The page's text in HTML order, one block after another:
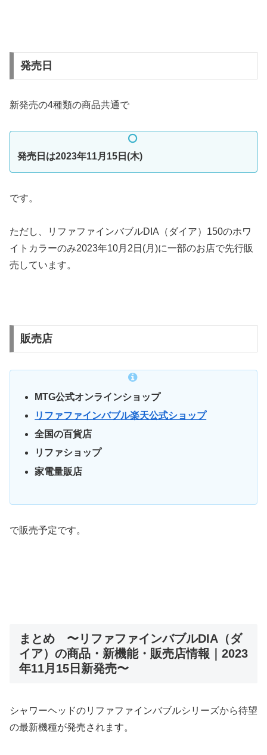
発売日
新発売の4種類の商品共通で
発売日は2023年11月15日(木)
です。
ただし、リファファインバブルDIA（ダイア）150のホワ
イトカラーのみ2023年10月2日(月)に一部のお店で先行販
売しています。
販売店
MTG公式オンラインショップ
リファファインバブル楽天公式ショップ
全国の百貨店
リファショップ
家電量販店
で販売予定です。
まとめ 〜リファファインバブルDIA（ダ
イア）の商品・新機能・販売店情報｜2023
年11月15日新発売〜
シャワーヘッドのリファファインバブルシリーズから待望
の最新機種が発売されます。